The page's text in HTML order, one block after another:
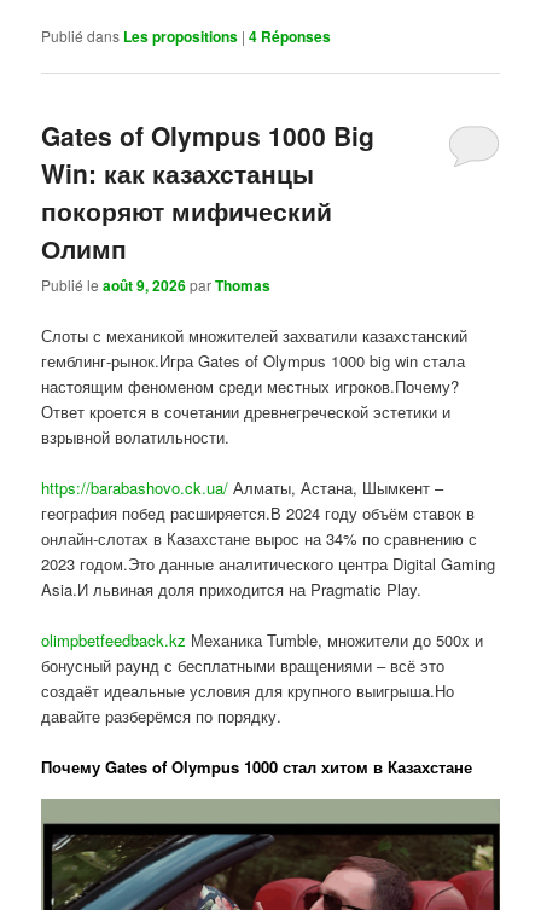
Publié dans Les propositions |4 Réponses
Gates of Olympus 1000 Big
Win: как казахстанцы
покоряют мифический
Олимп
Publié leaoût 9, 2026parThomas
Слоты с механикой множителей захватили казахстанский
гемблинг-рынок.Игра Gates of Olympus 1000 big win стала
настоящим феноменом среди местных игроков.Почему?
Ответ кроется в сочетании древнегреческой эстетики и
взрывной волатильности.
https://barabashovo.ck.ua/ Алматы, Астана, Шымкент –
география побед расширяется.В 2024 году объём ставок в
онлайн-слотах в Казахстане вырос на 34% по сравнению с
2023 годом.Это данные аналитического центра Digital Gaming
Asia.И львиная доля приходится на Pragmatic Play.
olimpbetfeedback.kz Механика Tumble, множители до 500x и
бонусный раунд с бесплатными вращениями – всё это
создаёт идеальные условия для крупного выигрыша.Но
давайте разберёмся по порядку.
Почему Gates of Olympus 1000 стал хитом в Казахстане